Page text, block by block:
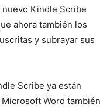
nuevo Kindle Scribe
ahora también los
y subrayar sus
Scribe ya están
Word también